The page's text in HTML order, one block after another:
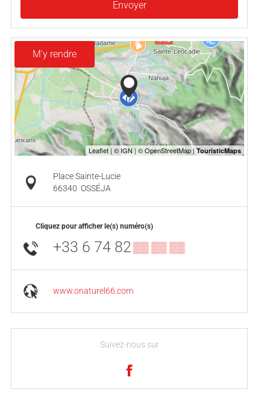
Envoyer
M'y rendre
Place Sainte-Lucie
66340 OSSÉJA
Cliquez pour afficher le(s) numéro(s)
+33 6 74 82▒▒ ▒▒ ▒▒
www.onaturel66.com
Suivez-nous sur